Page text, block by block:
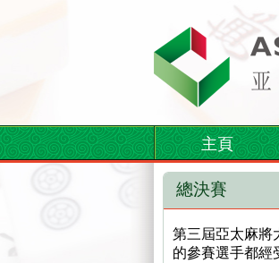
主頁
總決賽
第三屆亞太麻將
的參賽選手都經